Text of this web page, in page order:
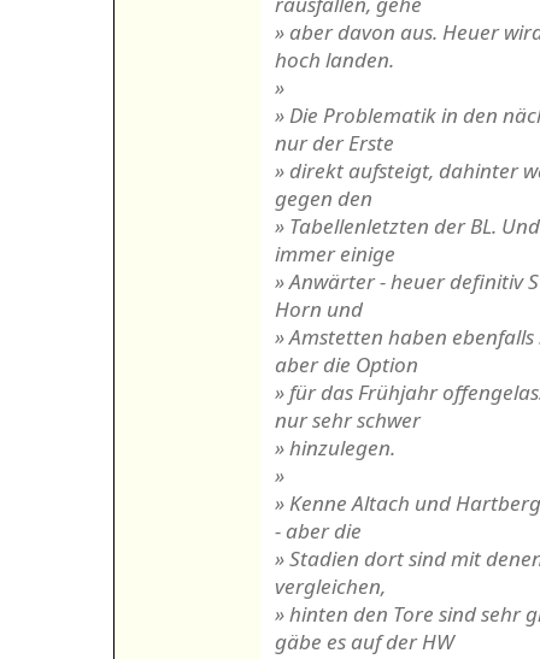
» aber davon aus. Heuer
hoch landen.
»
» Die Problematik in den
nur der Erste
» direkt aufsteigt, dahinter
gegen den
» Tabellenletzten der BL.
immer einige
» Anwärter - heuer definitiv
Horn und
» Amstetten haben
aber die Option
» für das Frühjahr
nur sehr schwer
» hinzulegen.
»
» Kenne Altach und
- aber die
» Stadien dort sind mit
vergleichen,
» hinten den Tore sind sehr
gäbe es auf der HW